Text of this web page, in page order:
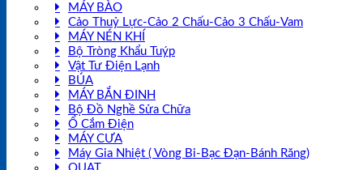
MÁY BÀO
Cảo Thuỷ Lực-Cảo 2 Chấu-Cảo 3 Chấu-Vam
MÁY NÉN KHÍ
Bộ Tròng Khẩu Tuýp
Vật Tư Điện Lạnh
BÚA
MÁY BẮN ĐINH
Bộ Đồ Nghề Sửa Chữa
Ổ Cắm Điện
MÁY CƯA
Máy Gia Nhiệt ( Vòng Bi-Bạc Đạn-Bánh Răng)